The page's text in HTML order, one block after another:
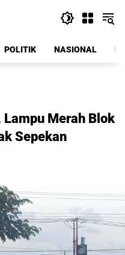
POLITIK NASIONAL
Merah Blok
Sepekan